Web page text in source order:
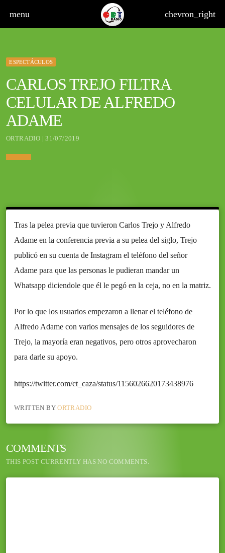
menu chevron_right
ESPECTÁCULOS
CARLOS TREJO FILTRA
CELULAR DE ALFREDO
ADAME
ORTRADIO | 31/07/2019
Tras la pelea previa que tuvieron Carlos Trejo y Alfredo
Adame en la conferencia previa a su pelea del siglo, Trejo
publicó en su cuenta de Instagram el teléfono del señor
Adame para que las personas le pudieran mandar un
Whatsapp diciendole que él le pegó en la ceja, no en la matriz.
Por lo que los usuarios empezaron a llenar el teléfono de
Alfredo Adame con varios mensajes de los seguidores de
Trejo, la mayoría eran negativos, pero otros aprovecharon
para darle su apoyo.
https://twitter.com/ct_caza/status/1156026620173438976
WRITTEN BYORTRADIO
COMMENTS
THIS POST CURRENTLY HAS NO COMMENTS.